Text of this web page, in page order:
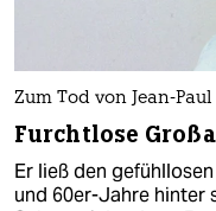
Zum Tod von Jean-
Furchtlose
Er ließ den
und 60er-Jahre hinter